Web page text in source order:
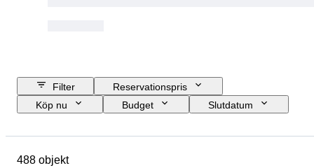
Filter
Reservationspris
Köp nu
Budget
Slutdatum
Skick
488 objekt